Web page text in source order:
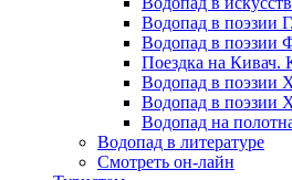
Водопад в поэзии
Водопад в поэзии
Поездка на Кивач.
Водопад в поэзии
Водопад в поэзии
Водопад на
Водопад в литературе
Смотреть он-лайн